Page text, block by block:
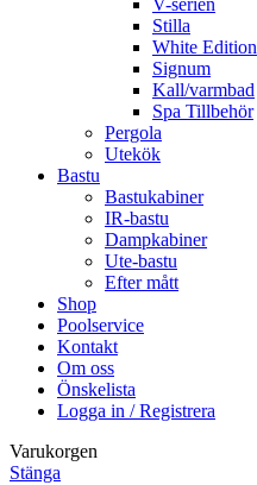
V-serien
Stilla
White Edition
Signum
Kall/varmbad
Spa Tillbehör
Pergola
Utekök
Bastu
Bastukabiner
IR-bastu
Dampkabiner
Ute-bastu
Efter mått
Shop
Poolservice
Kontakt
Om oss
Önskelista
Logga in / Registrera
Varukorgen
Stänga